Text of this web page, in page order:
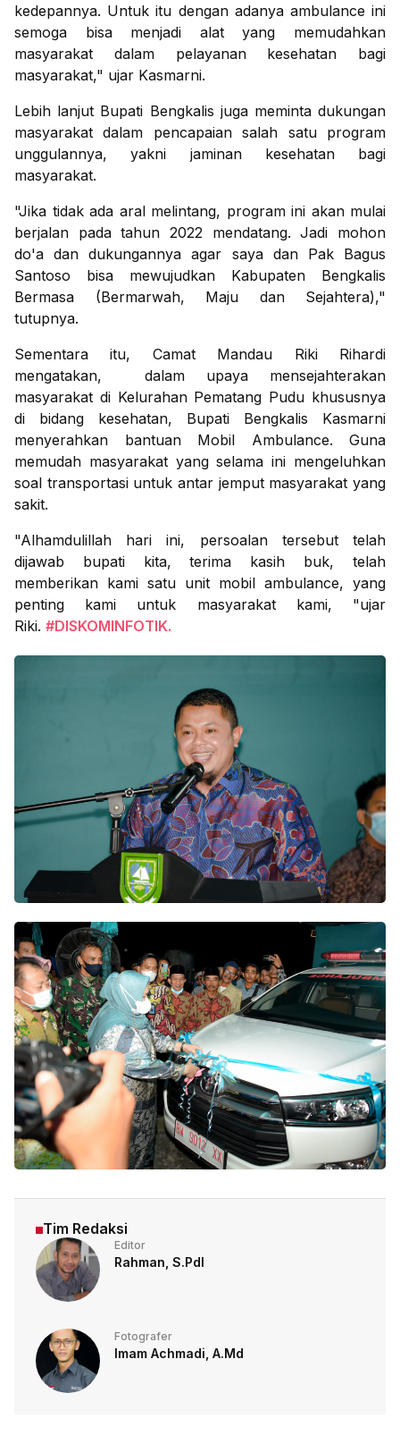
kedepannya. Untuk itu dengan adanya ambulance ini
semoga bisa menjadi alat yang memudahkan
masyarakat dalam pelayanan kesehatan bagi
masyarakat," ujar Kasmarni.
Lebih lanjut Bupati Bengkalis juga meminta dukungan
masyarakat dalam pencapaian salah satu program
unggulannya, yakni jaminan kesehatan bagi
masyarakat.
"Jika tidak ada aral melintang, program ini akan mulai
berjalan pada tahun 2022 mendatang. Jadi mohon
do'a dan dukungannya agar saya dan Pak Bagus
Santoso bisa mewujudkan Kabupaten Bengkalis
Bermasa (Bermarwah, Maju dan Sejahtera),"
tutupnya.
Sementara itu, Camat Mandau Riki Rihardi
mengatakan, dalam upaya mensejahterakan
masyarakat di Kelurahan Pematang Pudu khususnya
di bidang kesehatan, Bupati Bengkalis Kasmarni
menyerahkan bantuan Mobil Ambulance. Guna
memudah masyarakat yang selama ini mengeluhkan
soal transportasi untuk antar jemput masyarakat yang
sakit.
"Alhamdulillah hari ini, persoalan tersebut telah
dijawab bupati kita, terima kasih buk, telah
memberikan kami satu unit mobil ambulance, yang
penting kami untuk masyarakat kami, "ujar
Riki. #DISKOMINFOTIK.
Tim Redaksi
Editor
Rahman, S.PdI
Fotografer
Imam Achmadi, A.Md